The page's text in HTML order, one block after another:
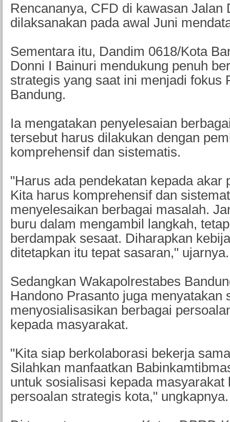
Rencananya, CFD di kawasan Jalan
dilaksanakan pada awal Juni
Sementara itu, Dandim 0618/Kota
Donni I Bainuri mendukung penuh
strategis yang saat ini menjadi fokus
Bandung.
Ia mengatakan penyelesaian
tersebut harus dilakukan dengan
komprehensif dan sistematis.
"Harus ada pendekatan kepada akar
Kita harus komprehensif dan
menyelesaikan berbagai masalah.
buru dalam mengambil langkah,
berdampak sesaat. Diharapkan
ditetapkan itu tepat sasaran," ujarnya.
Sedangkan Wakapolrestabes
Handono Prasanto juga menyatakan
menyosialisasikan berbagai
kepada masyarakat.
"Kita siap berkolaborasi bekerja
Silahkan manfaatkan
untuk sosialisasi kepada masyarakat
persoalan strategis kota," ungkapnya.